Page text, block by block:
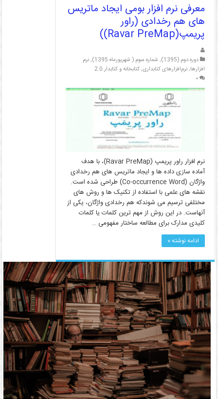
معرفی نرم افزار بومی ایجاد ماتریس
های هم رخدادی (راور
پریمپ(Ravar PreMap))
دوره دوم (1395) , شماره سوم ( شهریورماه 1395) ,نرم
افزارها,نرم‌افزارهای کتابداری,کتابخانه و کتابدار 2.0
۰
نرم­ افزار راور پریمپ (Ravar PreMap)، با هدف
آماده­ سازی داده­ ها و ایجاد ماتریس­ های هم­ رخدادی
واژگان (Co-occurrence Word) طراحی شده است.
نقشه های علمی با استفاده از تکنیک ها و روش های
مختلفی ترسیم می شوندکه هم رخدادی واژگان، یکی از
آنهاست. در این روش از مهم ترین کلمات یا کلمات
کلیدی مدارک برای مطالعه ساختار مفهومی …
ادامه نوشته »